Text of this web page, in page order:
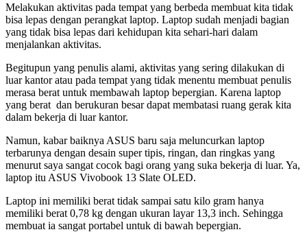
Melakukan aktivitas pada tempat yang berbeda membuat kita tidak
bisa lepas dengan perangkat laptop. Laptop sudah menjadi bagian
yang tidak bisa lepas dari kehidupan kita sehari-hari dalam
menjalankan aktivitas.
Begitupun yang penulis alami, aktivitas yang sering dilakukan di
luar kantor atau pada tempat yang tidak menentu membuat penulis
merasa berat untuk membawah laptop bepergian. Karena laptop
yang berat dan berukuran besar dapat membatasi ruang gerak kita
dalam bekerja di luar kantor.
Namun, kabar baiknya ASUS baru saja meluncurkan laptop
terbarunya dengan desain super tipis, ringan, dan ringkas yang
menurut saya sangat cocok bagi orang yang suka bekerja di luar. Ya,
laptop itu ASUS Vivobook 13 Slate OLED.
Laptop ini memiliki berat tidak sampai satu kilo gram hanya
memiliki berat 0,78 kg dengan ukuran layar 13,3 inch. Sehingga
membuat ia sangat portabel untuk di bawah bepergian.